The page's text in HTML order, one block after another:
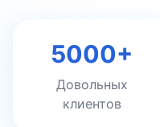
5000+
Довольных
клиентов